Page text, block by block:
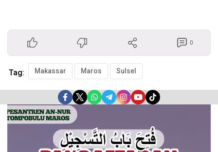
0
Tag: Makassar Maros Sulsel
Pemutar
Video